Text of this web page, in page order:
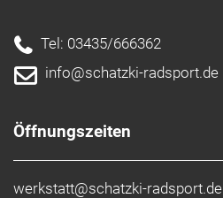
Tel: 03435/666362
info@schatzki-radsport.de
Öffnungszeiten
werkstatt@schatzki-radsport.de